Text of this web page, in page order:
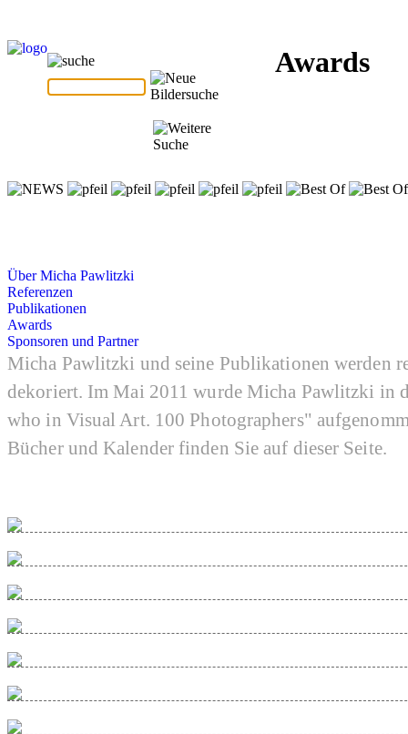
Awards
Über Micha Pawlitzki
Referenzen
Publikationen
Awards
Sponsoren und Partner
Micha Pawlitzki und seine Publikationen werden
dekoriert. Im Mai 2011 wurde Micha Pawlitzki in
who in Visual Art. 100 Photographers"
Bücher und Kalender finden Sie auf dieser Seite.